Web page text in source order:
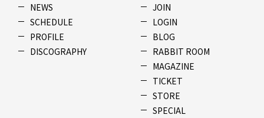
NEWS
SCHEDULE
PROFILE
DISCOGRAPHY
JOIN
LOGIN
BLOG
RABBIT ROOM
MAGAZINE
TICKET
STORE
SPECIAL